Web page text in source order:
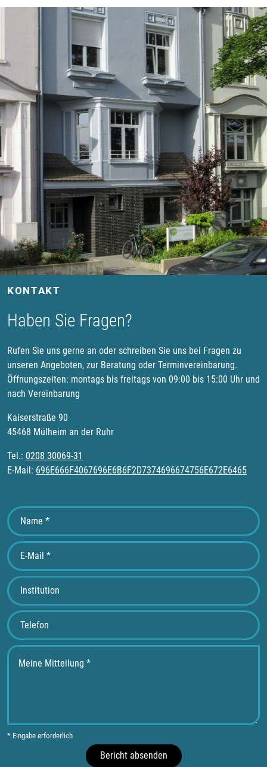
KONTAKT
Haben Sie Fragen?
Rufen Sie uns gerne an oder schreiben Sie uns bei Fragen zu
unseren Angeboten, zur Beratung oder Terminvereinbarung.
Öffnungszeiten: montags bis freitags von 09:00 bis 15:00 Uhr und
nach Vereinbarung
Kaiserstraße 90
45468 Mülheim an der Ruhr
Tel.: 0208 30069-31
E-Mail: 696E666F4067696E6B6F2D7374696674756E672E6465
* Eingabe erforderlich
Bericht absenden